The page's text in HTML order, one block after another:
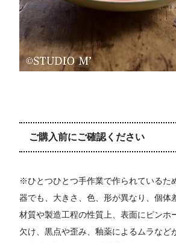
ご購入前にご確認ください
※ひとつひとつ手作業で作られているた
器でも、大きさ、色、形が異なり、個体
材質や製造工程の性質上、表面にピンホ
欠け、黒点や歪み、釉薬によるムラなど